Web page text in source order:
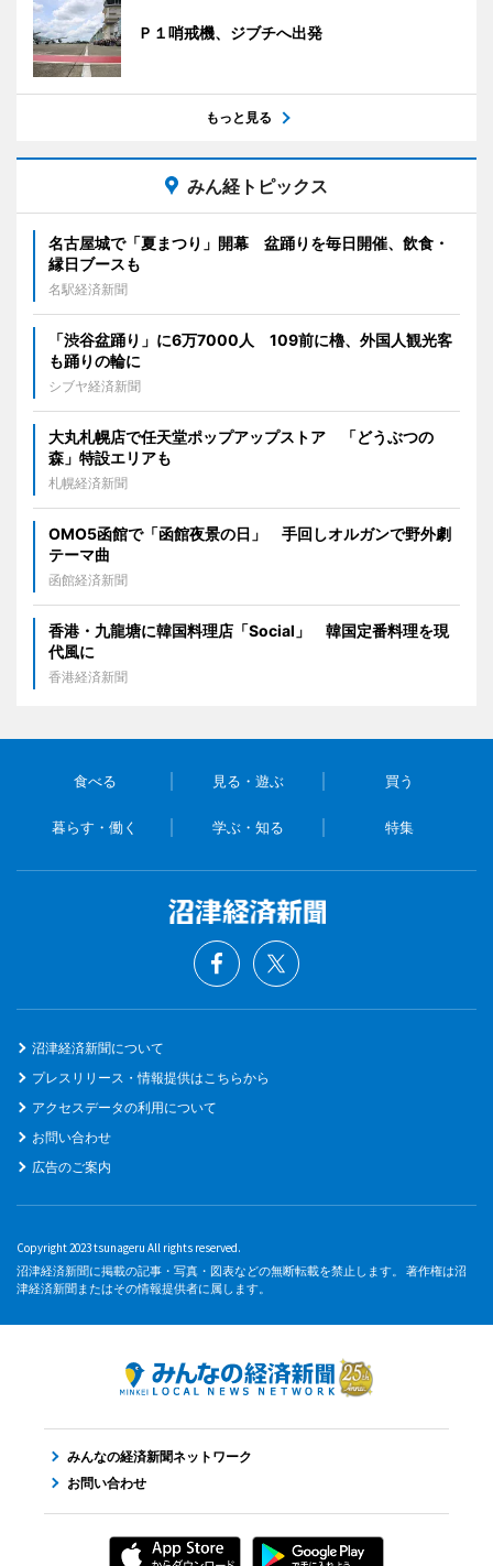
Ｐ１哨戒機、ジブチへ出発
もっと見る
みん経トピックス
名古屋城で「夏まつり」開幕 盆踊りを毎日開催、飲食・
縁日ブースも
名駅経済新聞
「渋谷盆踊り」に6万7000人 109前に櫓、外国人観光客
も踊りの輪に
シブヤ経済新聞
大丸札幌店で任天堂ポップアップストア 「どうぶつの
森」特設エリアも
札幌経済新聞
OMO5函館で「函館夜景の日」 手回しオルガンで野外劇
テーマ曲
函館経済新聞
香港・九龍塘に韓国料理店「Social」 韓国定番料理を現
代風に
香港経済新聞
食べる 見る・遊ぶ 買う
暮らす・働く 学ぶ・知る 特集
沼津経済新聞について
プレスリリース・情報提供はこちらから
アクセスデータの利用について
お問い合わせ
広告のご案内
Copyright 2023 tsunageru All rights reserved.
沼津経済新聞に掲載の記事・写真・図表などの無断転載を禁止します。 著作権は沼
津経済新聞またはその情報提供者に属します。
みんなの経済新聞ネットワーク
お問い合わせ